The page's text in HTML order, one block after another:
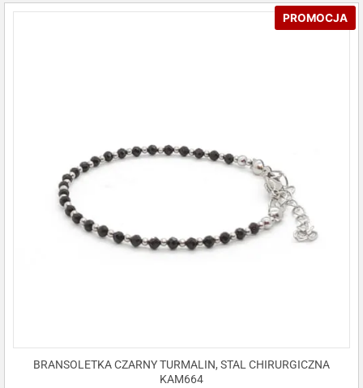
PROMOCJA
BRANSOLETKA CZARNY TURMALIN, STAL CHIRURGICZNA
KAM664